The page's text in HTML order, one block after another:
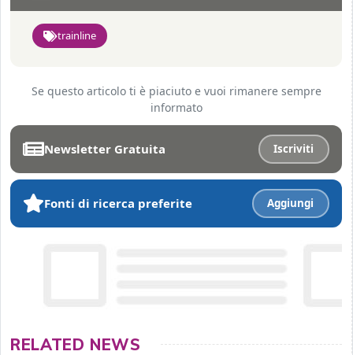
trainline
Se questo articolo ti è piaciuto e vuoi rimanere sempre
informato
Newsletter Gratuita Iscriviti
Fonti di ricerca preferite Aggiungi
RELATED NEWS